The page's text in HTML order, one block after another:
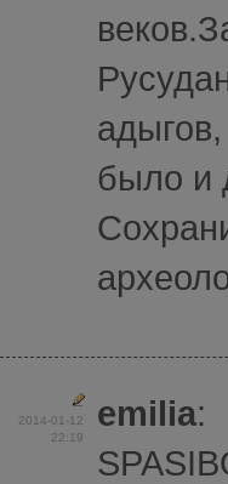
было и
2014-01-12
22:19
emilia: